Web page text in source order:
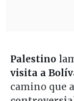
Palestino
visita a
camino que